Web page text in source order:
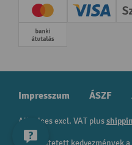
Creditcard (Master)
Előrefizetés
Impresszum ÁSZF
All prices excl. VAT plus
A feltüntetett kedvezmények